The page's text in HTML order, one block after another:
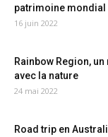
patrimoine mondial
16 juin 2022
Rainbow Region,
avec la nature
24 mai 2022
Road trip en